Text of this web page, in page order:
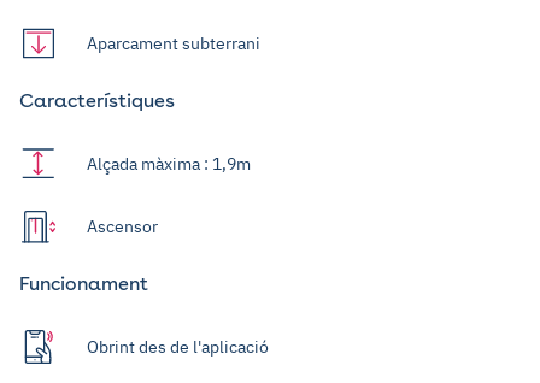
Aparcament subterrani
Característiques
Alçada màxima : 1,9m
Ascensor
Funcionament
Obrint des de l'aplicació